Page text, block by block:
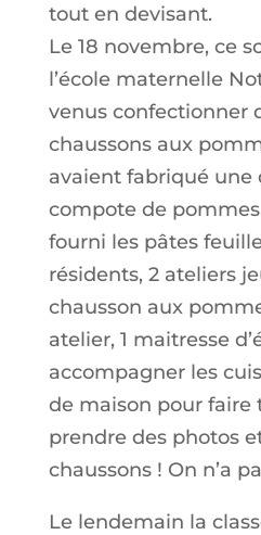
tout en devisant.
Le 18 novembre, ce
l’école maternelle
venus confectionner
chaussons aux
avaient fabriqué une
compote de
fourni les pâtes
résidents, 2 ateliers
chausson aux
atelier, 1 maitresse
accompagner les
de maison pour faire
prendre des photos
chaussons ! On n’a
Le lendemain la